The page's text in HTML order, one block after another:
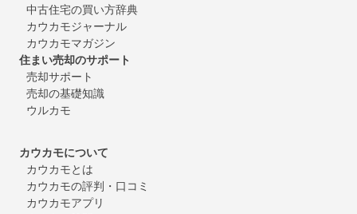
中古住宅の買い方辞典
カウカモジャーナル
カウカモマガジン
住まい売却のサポート
売却サポート
売却の基礎知識
ウルカモ
カウカモについて
カウカモとは
カウカモの評判・口コミ
カウカモアプリ